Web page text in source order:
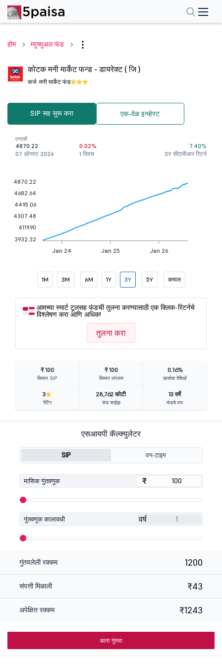
होम म्युच्युअल फंड
कोटक मनी मार्केट फन्ड - डायरेक्ट ( जि )
कर्ज .मनी मार्केट फंड
SIP सह सुरू करा एक-वेळ इन्व्हेस्ट
एनएव्ही
4870.22
07 ऑगस्ट 2026
0.02%
1 दिवस
7.40%
3Y सीएजीआर रिटर्न
Jan 24 Jan 25 Jan 26
4870.22
4682.64
4495.06
4307.48
4119.90
3932.32
1M 3M 6M 1Y 3Y 5Y कमाल
आमच्या स्मार्ट टूलसह फंडची तुलना करण्यासाठी एक क्लिक-रिटर्नचे
विश्लेषण करा आणि अधिक!
तुलना करा
₹ 100
किमान SIP
₹ 100
किमान लंपसम
0.16%
खर्चाचा रेशिओ
3
रेटिंग
28,762 कोटी
फंड साईझ
13 वर्षे
फंडचे वय
एसआयपी कॅल्क्युलेटर
SIP वन-टाइम
मासिक गुंतवणूक ₹
₹
गुंतवणूक कालावधी वर्ष
गुंतवलेली रक्कम 1200
संपत्ती मिळाली ₹43
अपेक्षित रक्कम ₹1243
आता गुंतवा